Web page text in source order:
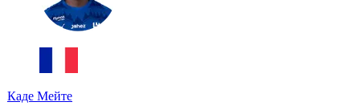
Каде Мейте